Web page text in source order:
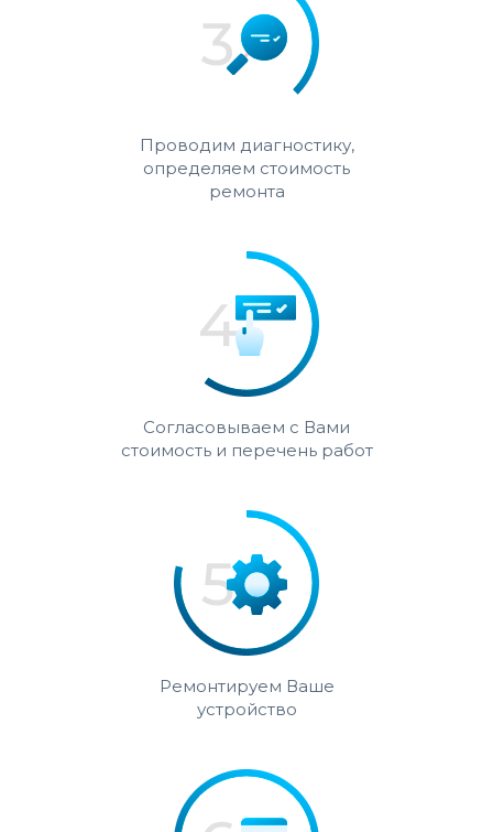
Проводим диагностику,
определяем стоимость
ремонта
Согласовываем с Вами
стоимость и перечень работ
Ремонтируем Ваше
устройство